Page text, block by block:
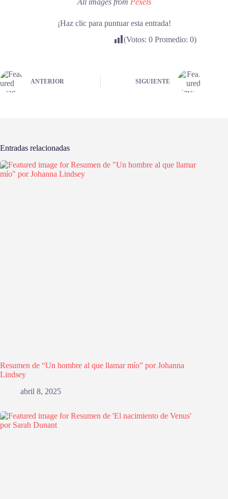
All images from Pexels
¡Haz clic para puntuar esta entrada!
(Votos: 0Promedio: 0)
ANTERIOR SIGUIENTE
Entradas relacionadas
Resumen de “Un hombre al que llamar mío” por Johanna
Lindsey
abril 8, 2025